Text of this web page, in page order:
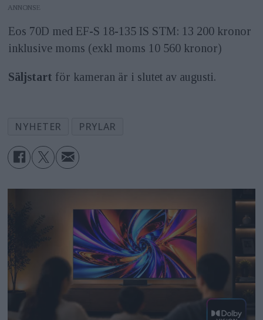
ANNONS
Eos 70D med EF-S 18-135 IS STM: 13 200 kronor
inklusive moms (exkl moms 10 560 kronor)
Säljstart för kameran är i slutet av augusti.
NYHETER PRYLAR